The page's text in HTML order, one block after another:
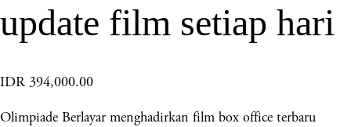
update film setiap hari
IDR 394,000.00
Olimpiade Berlayar menghadirkan film box office terbaru